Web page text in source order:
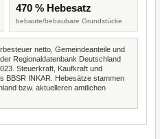
470 % Hebesatz
bebaute/bebaubare Grundstücke
netto, Gemeindeanteile und
Regionaldatenbank Deutschland
Steuerkraft, Kaufkraft und
BBSR INKAR. Hebesätze stammen
bzw. aktuelleren amtlichen